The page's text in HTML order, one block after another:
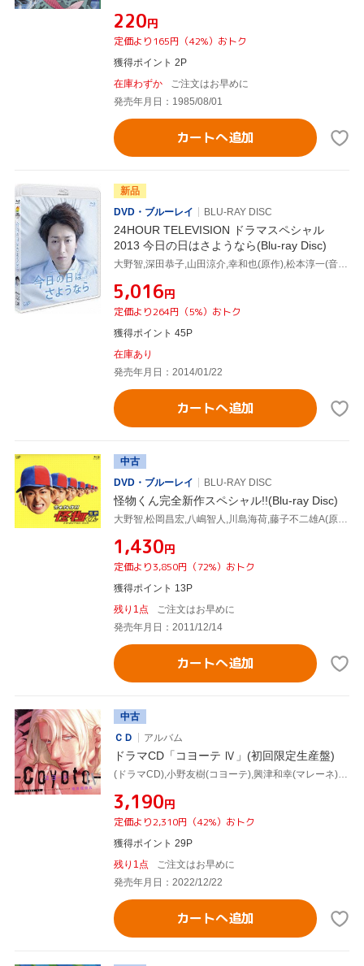
¥220円
定価より165円（42%）おトク
獲得ポイント 2P
在庫わずか
ご注文はお早めに
発売年月日：1985/08/01
カートへ追加
新品
DVD・ブルーレイ
BLU-RAY DISC
24HOUR TELEVISION ドラマスペシャル
2013 今日の日はさようなら(Blu-ray Disc)
大野智,深田恭子,山田涼介,幸和也(原作),松本淳一(音楽)
¥5,016円
定価より264円（5%）おトク
獲得ポイント 45P
在庫あり
発売年月日：2014/01/22
カートへ追加
中古
DVD・ブルーレイ
BLU-RAY DISC
怪物くん完全新作スペシャル!!(Blu-ray Disc)
大野智,松岡昌宏,八嶋智人,川島海荷,藤子不二雄A(原作),井筒昭雄(音楽)
¥1,430円
定価より3,850円（72%）おトク
獲得ポイント 13P
残り1点
ご注文はお早めに
発売年月日：2011/12/14
カートへ追加
中古
ＣＤ
アルバム
ドラマCD「コヨーテ Ⅳ」(初回限定生産盤)
(ドラマCD),小野友樹(コヨーテ),興津和幸(マレーネ),竹内良太(キーファー),帆世雄一(アレン・ブラウン),宮崎遊(ノーラン),佐藤恵(ミミ),大野智敬(シュナイダー)
¥3,190円
定価より2,310円（42%）おトク
獲得ポイント 29P
残り1点
ご注文はお早めに
発売年月日：2022/12/22
カートへ追加